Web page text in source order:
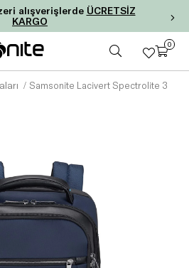
alışverişlerde ÜCRETSİZ
KARGO
0